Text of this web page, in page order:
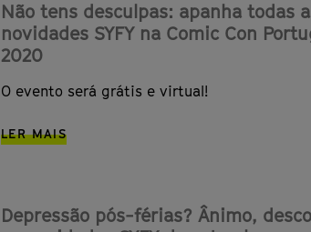
Não tens desculpas: apanha todas
novidades SYFY na Comic Con
2020
O evento será grátis e virtual!
LER MAIS
Depressão pós-férias? Ânimo,